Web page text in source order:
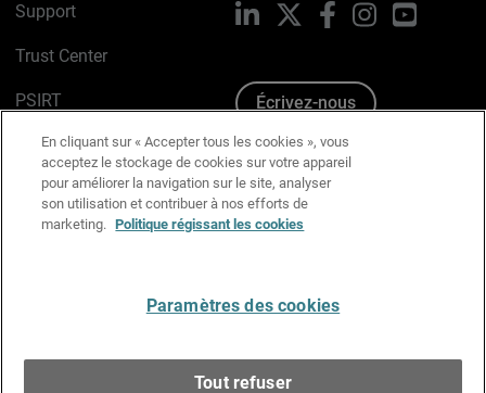
Support
Trust Center
PSIRT
Avis sur les cookies
Politique de confidentialité
Charte Graphique
LinkedIn FacebookInstagramYouTube
Écrivez-nous
En cliquant sur « Accepter tous les cookies », vous
acceptez le stockage de cookies sur votre appareil
pour améliorer la navigation sur le site, analyser
son utilisation et contribuer à nos efforts de
marketing. Politique régissant les cookies
Paramètres des cookies
Tout refuser